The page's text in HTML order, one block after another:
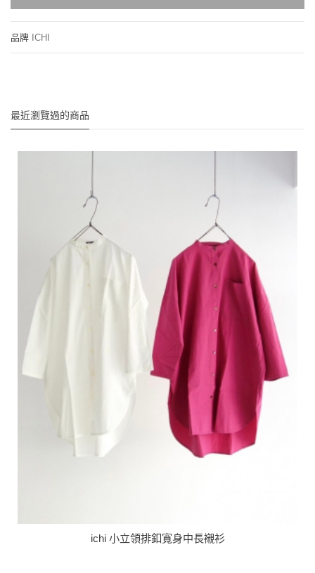
品牌 ICHI
最近瀏覽過的商品
ichi 小立領排釦寬身中長襯衫